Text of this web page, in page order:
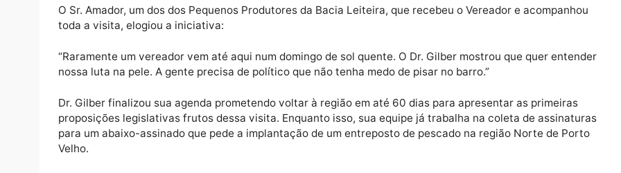
semestre, um projeto de indicação sugerindo a criação de um programa municipal de incentivo à
piscicultura familiar, com fornecimento de alevinos, capacitação e linhas de microcrédito.
“A Bacia Leiteira já produz leite e mandioca com excelência. Os tanques de peixes são o próximo
lógico. É proteína barata, geração de renda e segurança alimentar na veia. O poder público precisa
essa causa com planejamento e menos papelada.”
O Sr. Amador, um dos dos Pequenos Produtores da Bacia Leiteira, que recebeu o Vereador e
toda a visita, elogiou a iniciativa: